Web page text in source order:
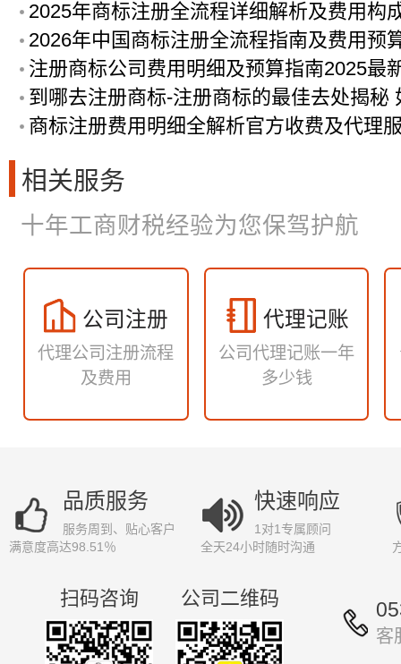
2025年商标注册全流程详细解析及费用构
2026年中国商标注册全流程指南及费用预
注册商标公司费用明细及预算指南2025最
到哪去注册商标-注册商标的最佳去处揭秘
商标注册费用明细全解析官方收费及代理
相关服务
十年工商财税经验为您保驾护航
公司注册
代理公司注册流程
及费用
代理记账
公司代理记账一年
多少钱
品质服务
服务周到、贴心客户
满意度高达98.51％
快速响应
1对1专属顾问
全天24小时随时沟通
扫码咨询 公司二维码
客